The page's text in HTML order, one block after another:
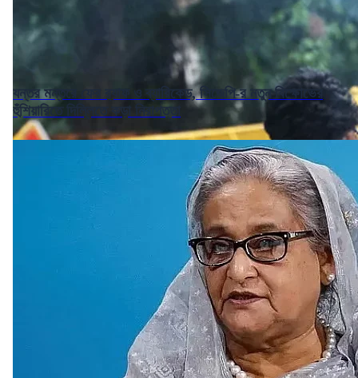
যন্তর মন্তরে ফের র‌্যাফ ও ব্যারিকেড, সিজেপি-র নতুন বিক্ষোভের
হুঁশিয়ারিতে দিল্লিতে কড়া নিরাপত্তা